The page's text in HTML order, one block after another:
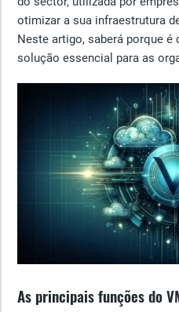
otimizar a sua infraestrutura
Neste artigo, saberá porque é
solução essencial para as
As principais funções do